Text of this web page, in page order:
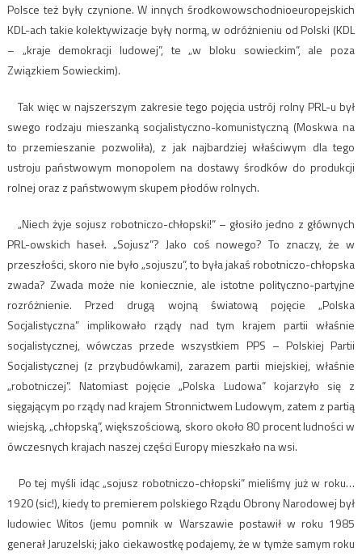
Polsce też były czynione. W innych środkowowschodnioeuropejskich
KDL-ach takie kolektywizacje były normą, w odróżnieniu od Polski (KDL
– „kraje demokracji ludowej”, te „w bloku sowieckim”, ale poza
Związkiem Sowieckim).
Tak więc w najszerszym zakresie tego pojęcia ustrój rolny PRL-u był
swego rodzaju mieszanką socjalistyczno-komunistyczną (Moskwa na
to przemieszanie pozwoliła), z jak najbardziej właściwym dla tego
ustroju państwowym monopolem na dostawy środków do produkcji
rolnej oraz z państwowym skupem płodów rolnych.
„Niech żyje sojusz robotniczo-chłopski!” – głosiło jedno z głównych
PRL-owskich haseł. „Sojusz”? Jako coś nowego? To znaczy, że w
przeszłości, skoro nie było „sojuszu”, to była jakaś robotniczo-chłopska
zwada? Zwada może nie koniecznie, ale istotne polityczno-partyjne
rozróżnienie. Przed drugą wojną światową pojęcie „Polska
Socjalistyczna” implikowało rządy nad tym krajem partii właśnie
socjalistycznej, wówczas przede wszystkiem PPS – Polskiej Partii
Socjalistycznej (z przybudówkami), zarazem partii miejskiej, właśnie
„robotniczej”. Natomiast pojęcie „Polska Ludowa” kojarzyło się z
sięgającym po rządy nad krajem Stronnictwem Ludowym, zatem z partią
wiejską, „chłopską”, większościową, skoro około 80 procent ludności w
ówczesnych krajach naszej części Europy mieszkało na wsi.
Po tej myśli idąc „sojusz robotniczo-chłopski” mieliśmy już w roku…
1920 (sic!), kiedy to premierem polskiego Rządu Obrony Narodowej był
ludowiec Witos (jemu pomnik w Warszawie postawił w roku 1985
generał Jaruzelski; jako ciekawostkę podajemy, że w tymże samym roku